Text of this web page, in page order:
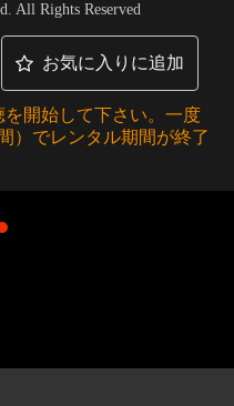
を立てていたのだ。誘拐さ
All Rights Reserved
お気に入りに追加
開始して下さい。一度
）でレンタル期間が終了